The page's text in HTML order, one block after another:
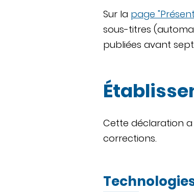
Sur la page
sous-titres
publiées avant
Cette déclaration a
corrections.